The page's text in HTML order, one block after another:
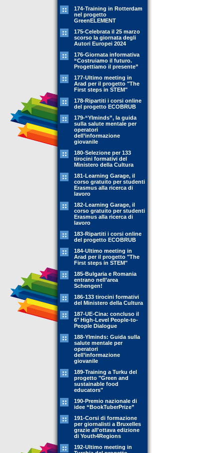
174-Training in Rotterdam
nel progetto
GreenELEMENT
175-Celebrata il 25 marzo
scorso la giornata degli
Autori Europei 2024
176-Giornata informativa
“Costruiamo il futuro.
Progettiamo il presente”
177-Ultimo meeting in
Arad per il progetto "The
First steps in STEM"
178-Ripartiti i corsi online
del progetto ECOBRUB
179-“YIminds”, la guida
sulla salute mentale per
operatori
dell’informazione
giovanile
180-Selezione per 133
tirocini formativi del
Ministero della Cultura
181-Learning Garage, il
corso gratuito per studenti
Erasmus alla ricerca di
lavoro
182-Learning Garage, il
corso gratuito per studenti
Erasmus alla ricerca di
lavoro
183-Ripartiti i corsi online
del progetto ECOBRUB
184-Ultimo meeting in
Arad per il progetto "The
First steps in STEM"
185-Bulgaria e Romania
entrano nell’area
Schengen!
186-133 tirocini formativi
del Ministero della Cultura
187-UE-Cina: concluso il
6° High-Level People-to-
People Dialogue
188-YIminds: Guida sulla
salute mentale per
operatori
dell’informazione
giovanile
189-Training a Turku del
progetto "Green and
sustainable food
educators"
190-Premio nazionale di
idee “BookTuberPrize”
191-Corsi di formazione
per giornalisti a Bruxelles
grazie all'ottava edizione
di Youth4Regions
192-Ultimo meeting in